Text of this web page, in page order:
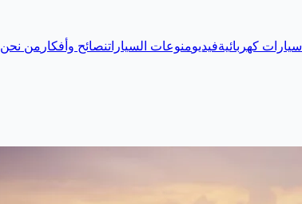
سيارات كهربائيةفيديومنوعات السياراتنصائح وأفكار من نحن